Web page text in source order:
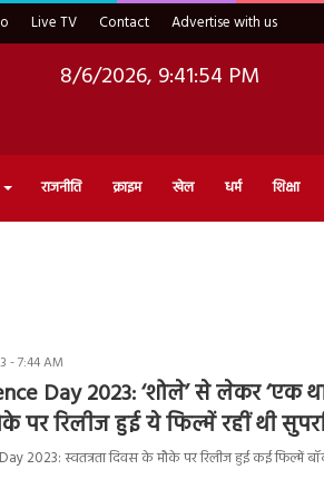
Live TV Contact Advertise with us
8/6/2026, 9:41:55 PM
राजनीति क्राइम खेल धर्म शिक्षा
- 7:44 AM
Day 2023: ‘शोले’ से लेकर ‘एक
पर रिलीज हुई ये फिल्में रहीं थी
2023: स्वतत्रता दिवस के मौके पर रिलीज हुई कई फिल्में